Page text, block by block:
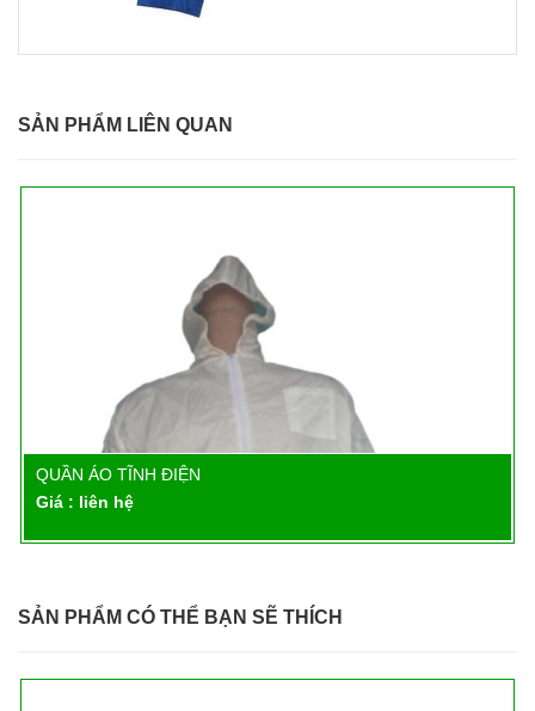
SẢN PHẨM LIÊN QUAN
QUẦN ÁO TĨNH ĐIỆN
Giá : liên hệ
SẢN PHẨM CÓ THỂ BẠN SẼ THÍCH